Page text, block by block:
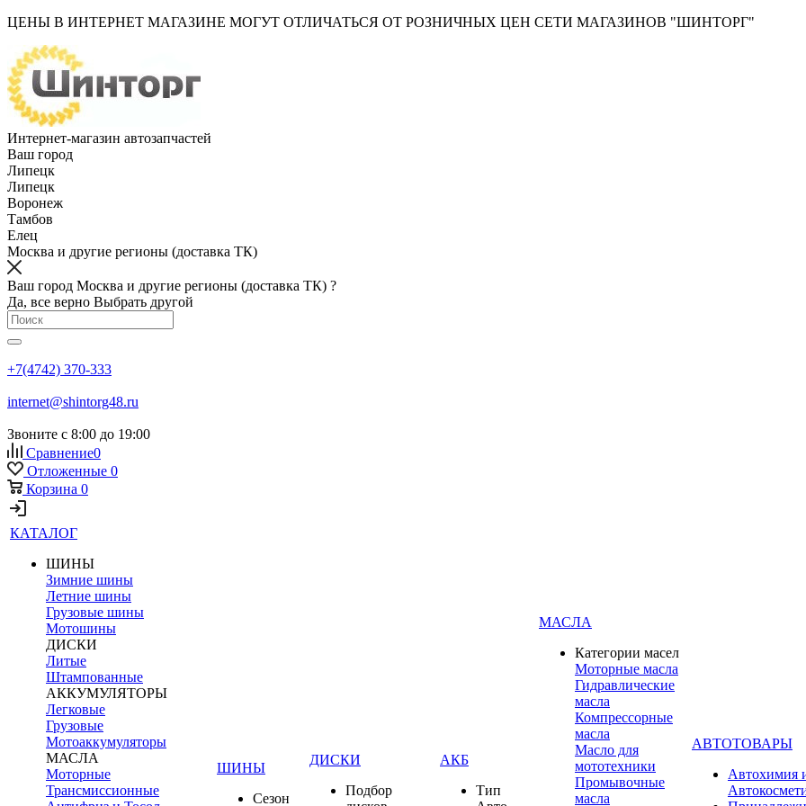
ЦЕНЫ В ИНТЕРНЕТ МАГАЗИНЕ МОГУТ ОТЛИЧАТЬСЯ ОТ РОЗНИЧНЫХ ЦЕН СЕТИ МАГАЗИНОВ "ШИНТОРГ"
Интернет-магазин автозапчастей
Ваш город
Липецк
Липецк
Воронеж
Тамбов
Елец
Москва и другие регионы (доставка ТК)
Ваш город Москва и другие регионы (доставка ТК) ?
Да, все верно Выбрать другой
+7(4742) 370-333
internet@shintorg48.ru
Звоните с 8:00 до 19:00
Сравнение0
Отложенные 0
Корзина 0
КАТАЛОГ
ШИНЫ
Зимние шины
Летние шины
Грузовые шины
Мотошины
ДИСКИ
Литые
Штампованные
АККУМУЛЯТОРЫ
Легковые
Грузовые
Мотоаккумуляторы
МАСЛА
Моторные
Трансмиссионные
ШИНЫ
Сезон
ДИСКИ
Подбор
АКБ
Тип
МАСЛА
Категории масел
Моторные масла
Гидравлические
масла
Компрессорные
масла
Масло для
мототехники
Промывочные
масла
АВТОТОВАРЫ
Автохимия